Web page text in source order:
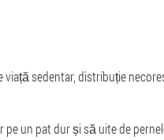
sedentar, distribuție
un pat dur și să uite de